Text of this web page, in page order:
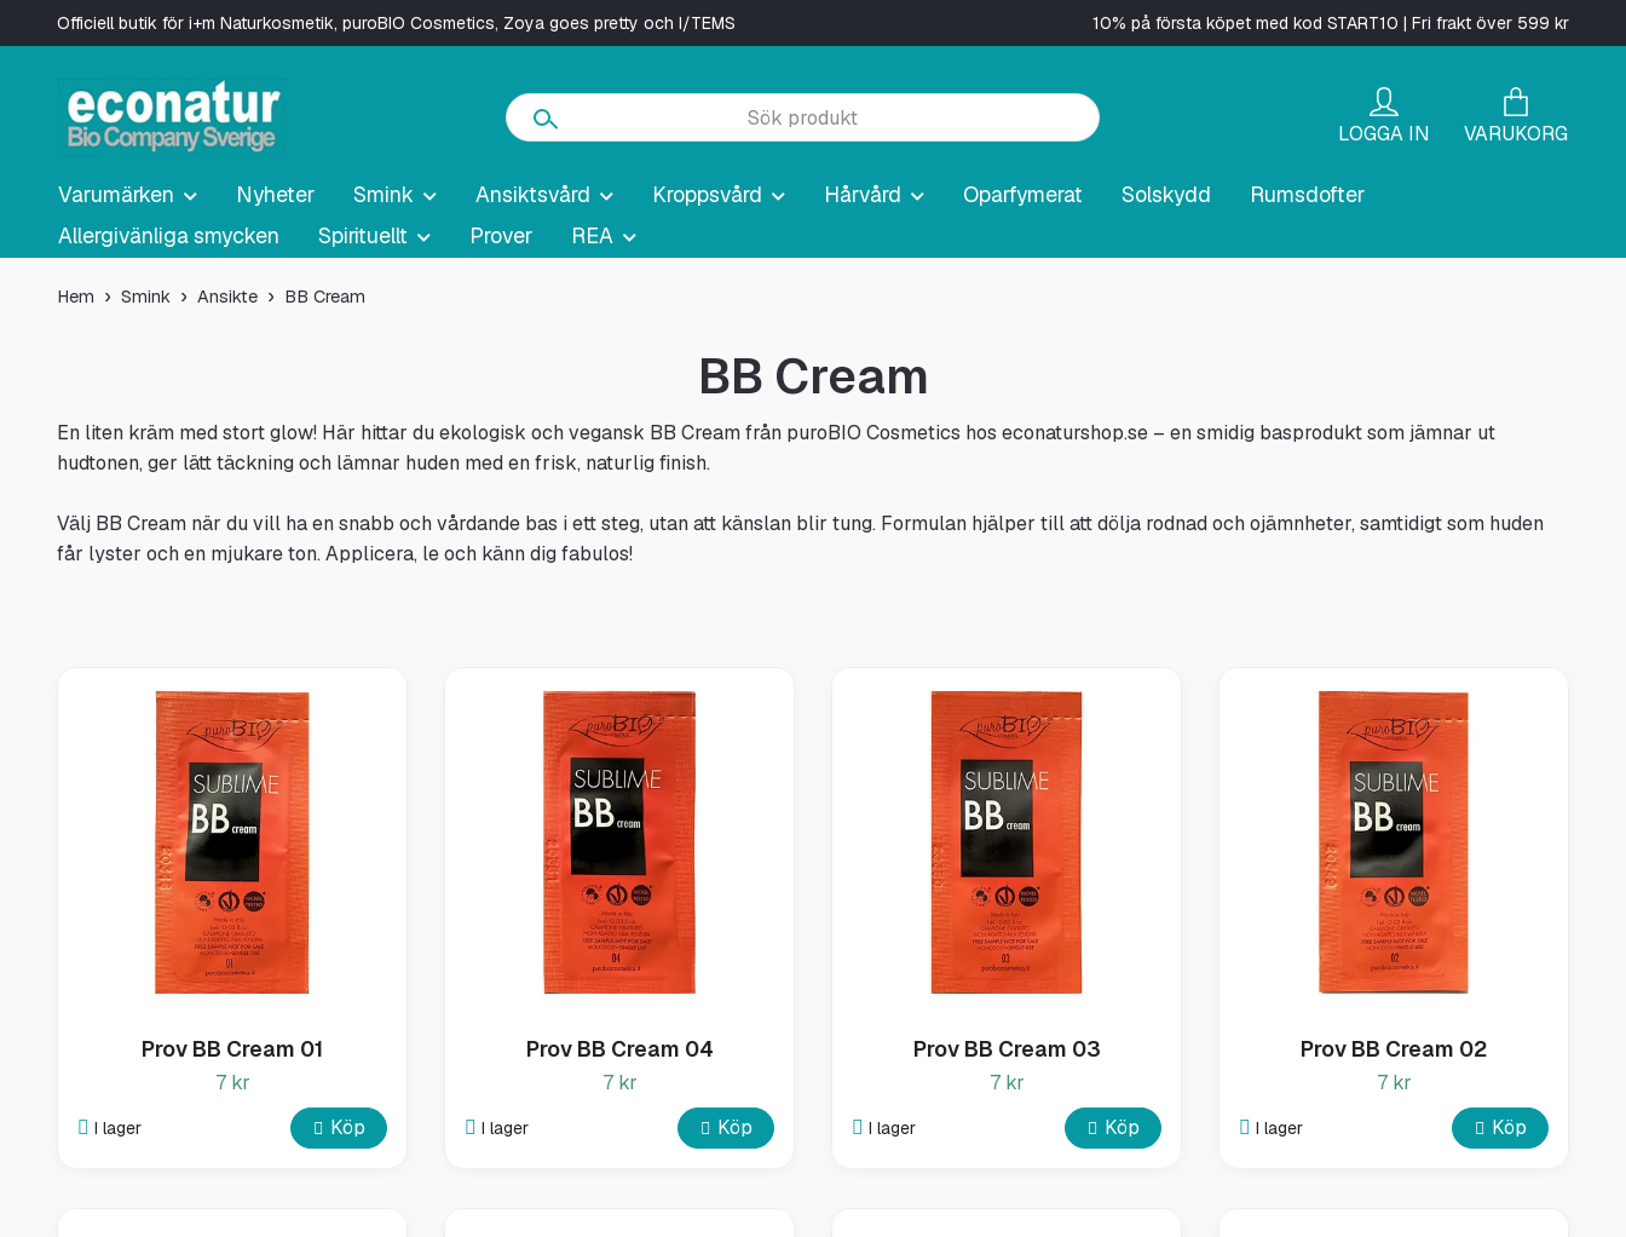
Officiell butik för i+m Naturkosmetik, puroBIO Cosmetics, Zoya goes pretty och I/TEMS 10% på första köpet med kod START10 | Fri frakt över 599 kr
LOGGA IN VARUKORG
Varumärken Nyheter Smink Ansiktsvård Kroppsvård Hårvård Oparfymerat Solskydd
Rumsdofter
Allergivänliga smycken
Spirituellt Prover REA
Hem Smink Ansikte BB Cream
BB Cream
En liten kräm med stort glow! Här hittar du ekologisk och vegansk BB Cream från puroBIO Cosmetics hos econaturshop.se – en smidig basprodukt som jämnar ut
hudtonen, ger lätt täckning och lämnar huden med en frisk, naturlig finish.
Välj BB Cream när du vill ha en snabb och vårdande bas i ett steg, utan att känslan blir tung. Formulan hjälper till att dölja rodnad och ojämnheter, samtidigt som huden
får lyster och en mjukare ton. Applicera, le och känn dig fabulos!
Prov BB Cream 01
7 kr
I lager Köp
Prov BB Cream 04
7 kr
I lager Köp
Prov BB Cream 03
7 kr
I lager Köp
Prov BB Cream 02
7 kr
I lager Köp